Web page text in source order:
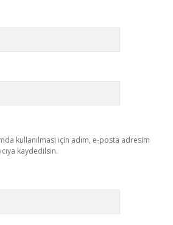
kullanılması için adım, e-posta adresim
kaydedilsin.